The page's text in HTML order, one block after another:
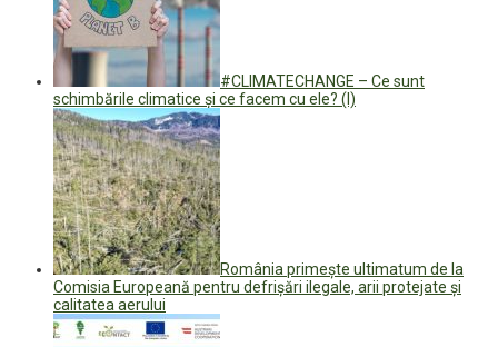
#CLIMATECHANGE – Ce sunt
schimbările climatice și ce facem cu ele? (I)
România primește ultimatum de la
Comisia Europeană pentru defrișări ilegale, arii protejate și
calitatea aerului